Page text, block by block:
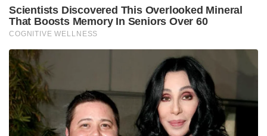
Scientists Discovered This Overlooked Mineral
That Boosts Memory In Seniors Over 60
COGNITIVE WELLNESS